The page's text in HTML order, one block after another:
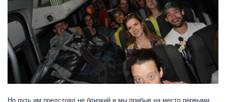
Но путь им предстоял не близкий и мы прибыв на место первыми,